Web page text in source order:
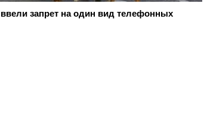
запрет на один вид телефонных